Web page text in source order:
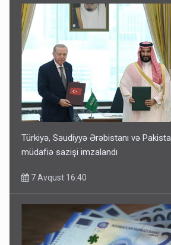
Türkiyə, Səudiyyə Ərəbistanı və
müdafiə sazişi imzalandı
7 Avqust 16:40